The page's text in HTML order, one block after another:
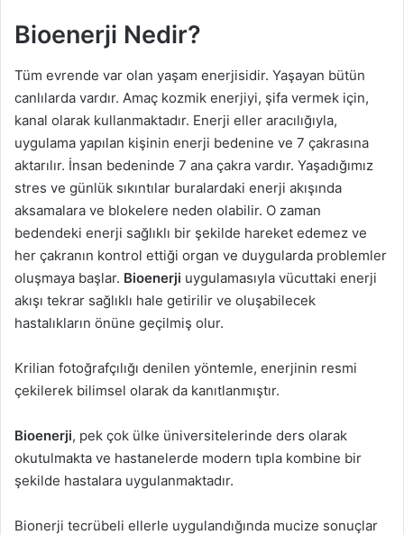
Bioenerji Nedir?
Tüm evrende var olan yaşam enerjisidir. Yaşayan bütün
canlılarda vardır. Amaç kozmik enerjiyi, şifa vermek için,
kanal olarak kullanmaktadır. Enerji eller aracılığıyla,
uygulama yapılan kişinin enerji bedenine ve 7 çakrasına
aktarılır. İnsan bedeninde 7 ana çakra vardır. Yaşadığımız
stres ve günlük sıkıntılar buralardaki enerji akışında
aksamalara ve blokelere neden olabilir. O zaman
bedendeki enerji sağlıklı bir şekilde hareket edemez ve
her çakranın kontrol ettiği organ ve duygularda problemler
oluşmaya başlar. Bioenerji uygulamasıyla vücuttaki enerji
akışı tekrar sağlıklı hale getirilir ve oluşabilecek
hastalıkların önüne geçilmiş olur.
Krilian fotoğrafçılığı denilen yöntemle, enerjinin resmi
çekilerek bilimsel olarak da kanıtlanmıştır.
Bioenerji, pek çok ülke üniversitelerinde ders olarak
okutulmakta ve hastanelerde modern tıpla kombine bir
şekilde hastalara uygulanmaktadır.
Bionerji tecrübeli ellerle uygulandığında mucize sonuçlar